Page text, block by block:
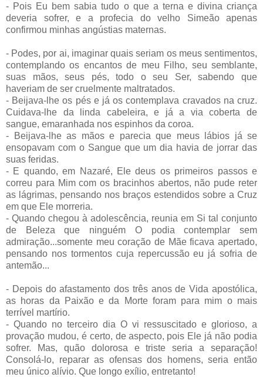
- Pois Eu bem sabia tudo o que a terna e divina criança
deveria sofrer, e a profecia do velho Simeão apenas
confirmou minhas angústias maternas.
- Podes, por ai, imaginar quais seriam os meus sentimentos,
contemplando os encantos de meu Filho, seu semblante,
suas mãos, seus pés, todo o seu Ser, sabendo que
haveriam de ser cruelmente maltratados.
- Beijava-lhe os pés e já os contemplava cravados na cruz.
Cuidava-lhe da linda cabeleira, e já a via coberta de
sangue, emaranhada nos espinhos da coroa.
- Beijava-lhe as mãos e parecia que meus lábios já se
ensopavam com o Sangue que um dia havia de jorrar das
suas feridas.
- E quando, em Nazaré, Ele deus os primeiros passos e
correu para Mim com os bracinhos abertos, não pude reter
as lágrimas, pensando nos braços estendidos sobre a Cruz
em que Ele morreria.
- Quando chegou à adolescência, reunia em Si tal conjunto
de Beleza que ninguém O podia contemplar sem
admiração...somente meu coração de Mãe ficava apertado,
pensando nos tormentos cuja repercussão eu já sofria de
antemão...
- Depois do afastamento dos três anos de Vida apostólica,
as horas da Paixão e da Morte foram para mim o mais
terrível martírio.
- Quando no terceiro dia O vi ressuscitado e glorioso, a
provação mudou, é certo, de aspecto, pois Ele já não podia
sofrer. Mas, quão dolorosa e triste seria a separação!
Consolá-lo, reparar as ofensas dos homens, seria então
meu único alívio. Que longo exílio, entretanto!